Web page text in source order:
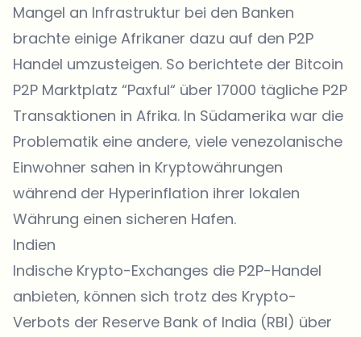
Mangel an Infrastruktur bei den Banken
brachte einige Afrikaner dazu auf den P2P
Handel umzusteigen. So berichtete der Bitcoin
P2P Marktplatz “Paxful“ über 17000 tägliche P2P
Transaktionen in Afrika. In Südamerika war die
Problematik eine andere, viele venezolanische
Einwohner sahen in Kryptowährungen
während der Hyperinflation ihrer lokalen
Währung einen sicheren Hafen.
Indien
Indische Krypto-Exchanges die P2P-Handel
anbieten, können sich trotz des Krypto-
Verbots der Reserve Bank of India (RBI) über